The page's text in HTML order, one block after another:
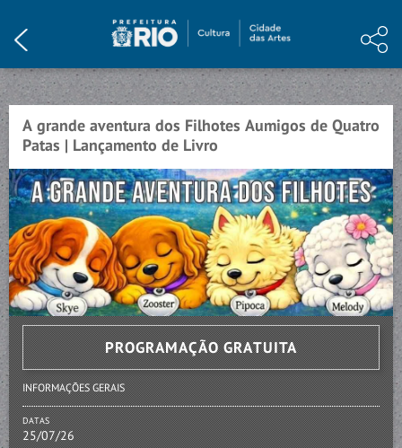
HOME
INSTITUCIONAL
PROGRAMAÇÃO
NOTÍCIAS
MEMÓRIA
VISITE
CONTATO
EVENTO ENCERRADO
A grande aventura dos Filhotes Aumigos de Quatro
Patas | Lançamento de Livro
PROGRAMAÇÃO GRATUITA
INFORMAÇÕES GERAIS
DATAS
25/07/26